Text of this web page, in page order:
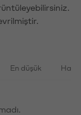
En düşük